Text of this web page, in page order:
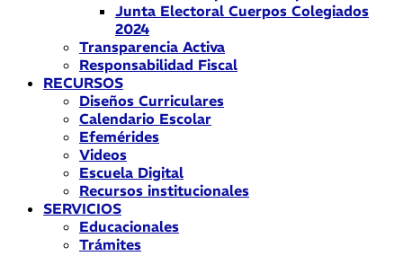
Junta Electoral Cuerpos Colegiados
2024
Transparencia Activa
Responsabilidad Fiscal
RECURSOS
Diseños Curriculares
Calendario Escolar
Efemérides
Videos
Escuela Digital
Recursos institucionales
SERVICIOS
Educacionales
Trámites